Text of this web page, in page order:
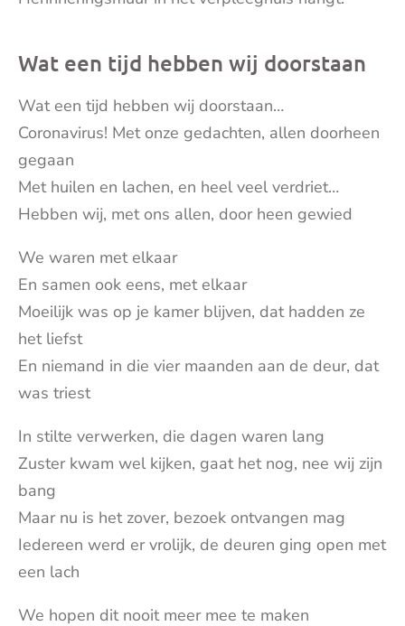
Wat een tijd hebben wij doorstaan
Wat een tijd hebben wij doorstaan…
Coronavirus! Met onze gedachten, allen doorheen
gegaan
Met huilen en lachen, en heel veel verdriet…
Hebben wij, met ons allen, door heen gewied
We waren met elkaar
En samen ook eens, met elkaar
Moeilijk was op je kamer blijven, dat hadden ze
het liefst
En niemand in die vier maanden aan de deur, dat
was triest
In stilte verwerken, die dagen waren lang
Zuster kwam wel kijken, gaat het nog, nee wij zijn
bang
Maar nu is het zover, bezoek ontvangen mag
Iedereen werd er vrolijk, de deuren ging open met
een lach
We hopen dit nooit meer mee te maken